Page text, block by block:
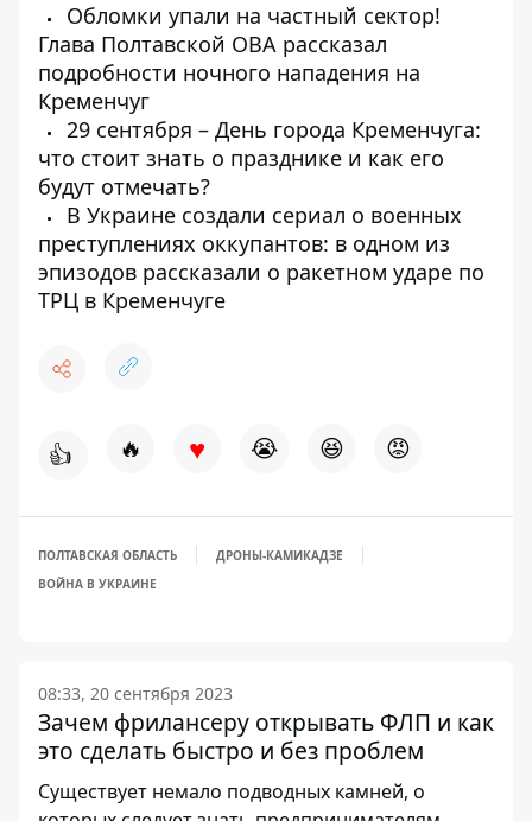
Обломки упали на частный сектор!
Глава Полтавской ОВА рассказал
подробности ночного нападения на
Кременчуг
29 сентября – День города Кременчуга:
что стоит знать о празднике и как его
будут отмечать?
В Украине создали сериал о военных
преступлениях оккупантов: в одном из
эпизодов рассказали о ракетном ударе по
ТРЦ в Кременчуге
👍 🔥 ♥ 😭 😆 😡
ПОЛТАВСКАЯ ОБЛАСТЬ
ДРОНЫ-КАМИКАДЗЕ
ВОЙНА В УКРАИНЕ
08:33, 20 сентября 2023
Зачем фрилансеру открывать ФЛП и как
это сделать быстро и без проблем
Существует немало подводных камней, о